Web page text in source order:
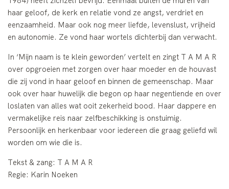
haar geloof, de kerk en relatie vond ze angst, verdriet en
eenzaamheid. Maar ook nog meer liefde, levenslust, vrijheid
en autonomie. Ze vond haar wortels dichterbij dan verwacht.
In ‘Mijn naam is te klein geworden’ vertelt en zingt T A M A R
over opgroeien met zorgen over haar moeder en de houvast
die zij vond in haar geloof en binnen de gemeenschap. Maar
ook over haar huwelijk die begon op haar negentiende en over
loslaten van alles wat ooit zekerheid bood. Haar dappere en
vermakelijke reis naar zelfbeschikking is onstuimig.
Persoonlijk en herkenbaar voor iedereen die graag geliefd wil
worden om wie die is.
Tekst & zang: T A M A R
Regie: Karin Noeken